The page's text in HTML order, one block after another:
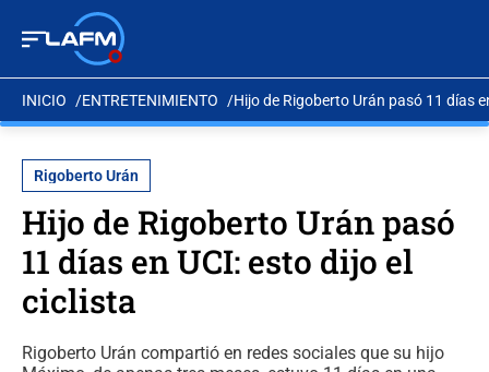
INICIO ENTRETENIMIENTO Hijo de Rigoberto Urán pasó 11 días
Rigoberto Urán
Hijo de Rigoberto Urán pasó
11 días en UCI: esto dijo el
ciclista
Rigoberto Urán compartió en redes sociales que su hijo